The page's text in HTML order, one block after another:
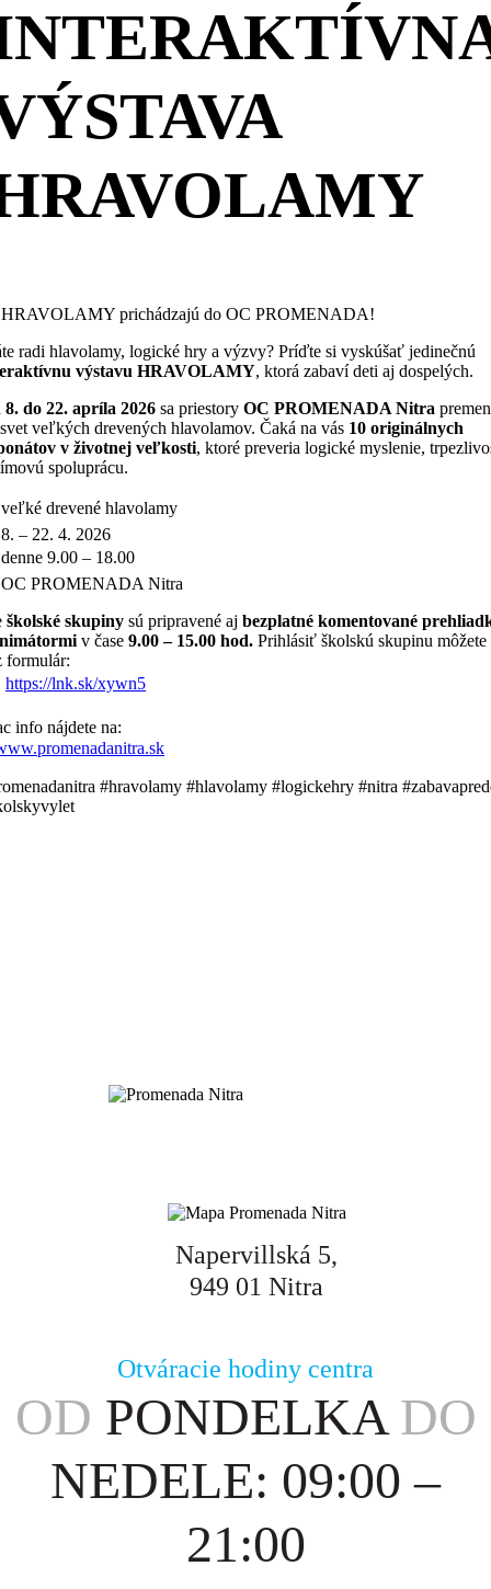
prichádzajú do OC PROMENADA!
radi hlavolamy, logické hry a výzvy? Príďte si vyskúšať jedinečnú
výstavu HRAVOLAMY, ktorá zabaví deti aj dospelých.
8. do 22. apríla 2026 sa priestoryOC PROMENADA Nitra
veľkých drevených hlavolamov. Čaká na vás 10 originálnych
v životnej veľkosti, ktoré preveria logické myslenie,
spoluprácu.
drevené hlavolamy
– 22. 4. 2026
9.00 – 18.00
PROMENADA Nitra
školské skupiny sú pripravené ajbezplatné komentované
v čase9.00 – 15.00 hod.Prihlásiť školskú skupinu môžete
formulár:
https://lnk.sk/xywn5
info nájdete na:
#hravolamy #hlavolamy #logickehry #nitra
Napervillská 5,
949 01 Nitra
Otváracie hodiny centra
OD PONDELKA DO
NEDELE: 09:00 –
21:00